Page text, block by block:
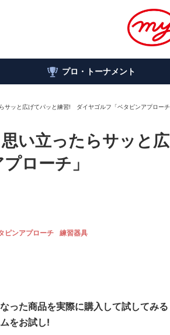
プロ・トーナメント
サッと広げてパッと練習! ダイヤゴルフ「ベタピンアプローチ
思い立ったらサッ
ローチ」
ピンアプローチ 練習器具
った商品を実際に購入して試してみ
をお試し!